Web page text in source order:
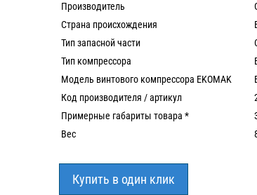
Производитель
Страна происхождения
Тип запасной части
Тип компрессора
Модель винтового компрессора EKOMAK
Код производителя / артикул
Примерные габариты товара *
Вес
Купить в один клик